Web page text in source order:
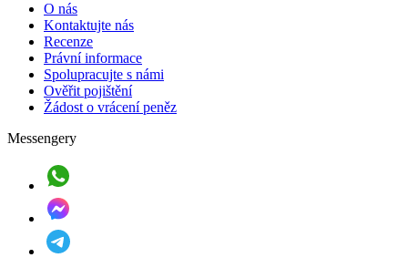
O nás
Kontaktujte nás
Recenze
Právní informace
Spolupracujte s námi
Ověřit pojištění
Žádost o vrácení peněz
Messengery